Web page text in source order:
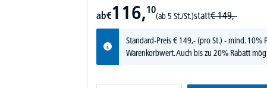
ab€116,10
(ab 5 St./St.)statt€ 149,-
Standard-Preis€ 149,-(pro St.) - mind. 10%
Warenkorbwert. Auch bis zu 20% Rabatt